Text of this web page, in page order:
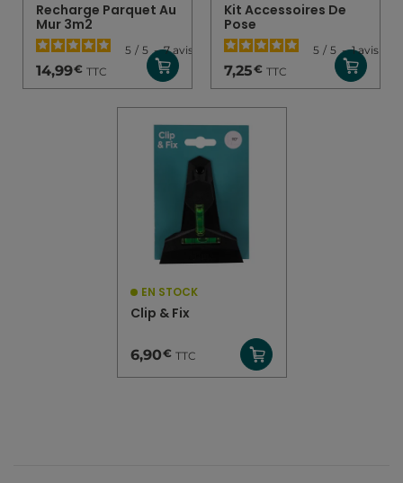
Recharge Parquet Au
Mur 3m2
5 / 5 - 7avis
14,99€ TTC
Kit Accessoires De
Pose
5 / 5 - 1avis
7,25€ TTC
EN STOCK
Clip & Fix
6,90€ TTC